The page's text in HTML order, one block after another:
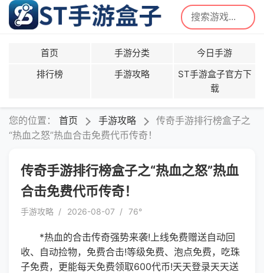
首页 手游分类
今日手游
排行榜
手游攻略
ST手游盒子官方下
载
您的位置： 首页 手游攻略
传奇手游排行榜盒子之
“热血之怒”热血合击免费代币传奇！
传奇手游排行榜盒子之“热血之怒”热血
合击免费代币传奇！
手游攻略 2026-08-07 76°
*热血的合击传奇强势来袭!上线免费赠送自动回
收、自动捡物，免费合击!等级免费、泡点免费，吃珠
子免费，更能每天免费领取600代币!天天登录天天送